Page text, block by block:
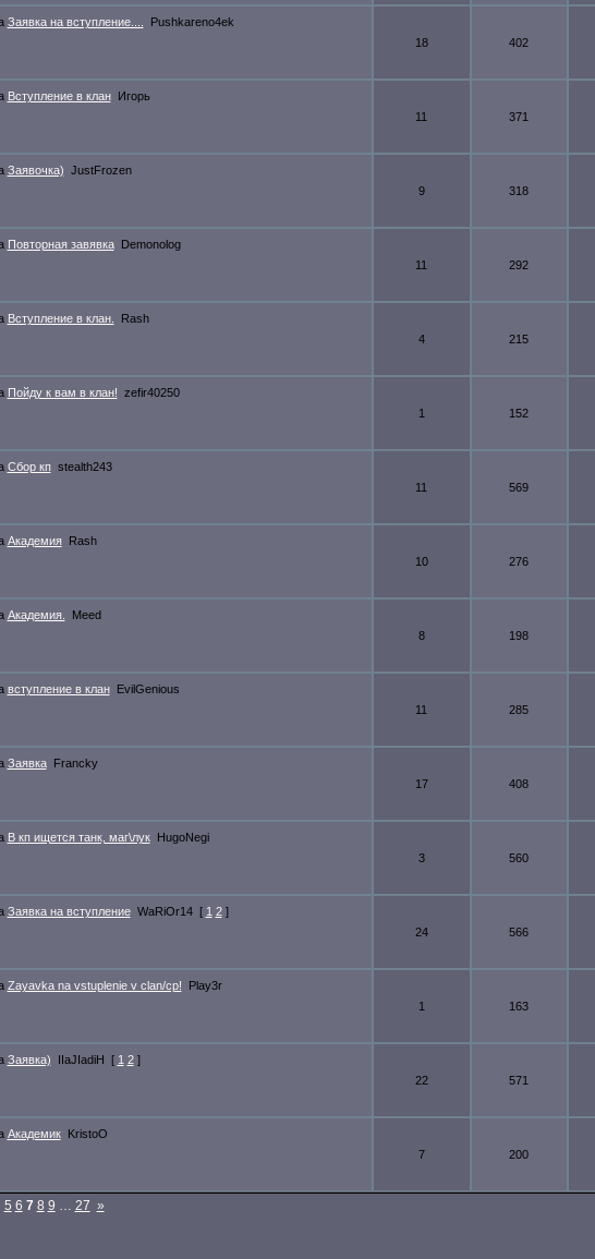
Заявка на вступление....
Pushkareno4ek
18
402
Вступление в клан
Игорь
11
371
Заявочка) JustFrozen
9
318
Повторная завявка
Demonolog
11
292
Вступление в клан.
Rash
4
215
Пойду к вам в клан! zefir40250
1
152
Сбор кп stealth243
11
569
Академия
Rash
10
276
Академия.
Meed
8
198
вступление в клан
EvilGenious
11
285
Заявка
Francky
17
408
В кп ищется танк, маг\лук
HugoNegi
3
560
Заявка на вступление WaRiOr14 [ 1 2 ]
24
566
Zayavka na vstuplenie v clan/cp!
Play3r
1
163
Заявка) IIaJIadiH [ 1 2 ]
22
571
Академик
KristoO
7
200
5 6 7 8 9 … 27 »